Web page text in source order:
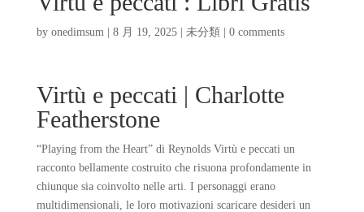
by onedimsum| 8 月 19, 2025| 未分類 0 comments
Virtù e peccati | Charlotte
Featherstone
“Playing from the Heart” di Reynolds Virtù e peccati un
racconto bellamente costruito che risuona profondamente in
chiunque sia coinvolto nelle arti. I personaggi erano
multidimensionali, le loro motivazioni scaricare desideri un